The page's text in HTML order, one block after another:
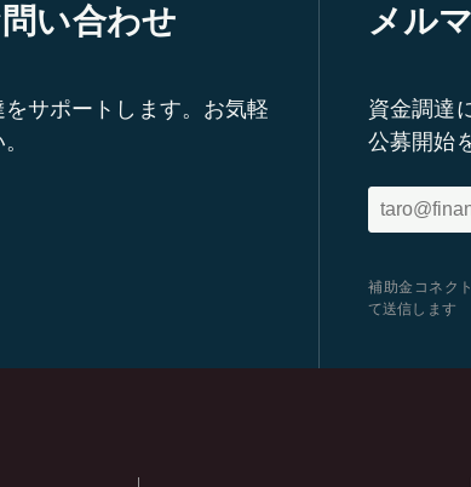
い合わせ
サポートします。お気軽
メル
資金調達
公募開始
補助金コネク
て送信します